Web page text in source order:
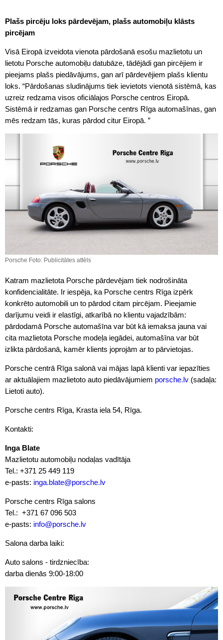
Plašs pircēju loks pārdevējam, plašs automobiļu klāsts
pircējam
Visā Eiropā izveidota vienota pārdošanā esošu mazlietotu un
lietotu Porsche automobiļu datubāze, tādējādi gan pircējiem ir
pieejams plašs piedāvājums, gan arī pārdevējiem plašs klientu
loks. “Pārdošanas sludinājums tiek ievietots vienotā sistēmā, kas
uzreiz redzama visos oficiālajos Porsche centros Eiropā.
Sistēmā ir redzamas gan Porsche centrs Rīga automašīnas, gan
mēs redzam tās, kuras pārdod citur Eiropā. ”
Porsche Foto: Publicitātes attēls
Katram mazlietota Porsche pārdevējam tiek nodrošināta
konfidencialitāte. Ir iespēja, ka Porsche centrs Rīga izpērk
konkrēto automobili un to pārdod citam pircējam. Pieejamie
darījumu veidi ir elastīgi, atkarībā no klientu vajadzībām:
pārdodamā Porsche automašīna var būt kā iemaksa jauna vai
cita mazlietota Porsche modeļa iegādei, automašīna var būt
izlikta pārdošanā, kamēr klients joprojām ar to pārvietojas.
Porsche centrā Rīga salonā vai mājas lapā klienti var iepazīties
ar aktuālajiem mazlietoto auto piedāvājumiem porsche.lv (sadaļa:
Lietoti auto).
Porsche centrs Rīga, Krasta iela 54, Rīga.
Kontakti:
Inga Blate
Mazlietotu automobiļu nodaļas vadītāja
Tel.: +371 25 449 119
e-pasts: inga.blate@porsche.lv
Porsche centrs Rīga salons
Tel.: +371 67 096 503
e-pasts: info@porsche.lv
Salona darba laiki:
Auto salons - tirdzniecība:
darba dienās 9:00-18:00